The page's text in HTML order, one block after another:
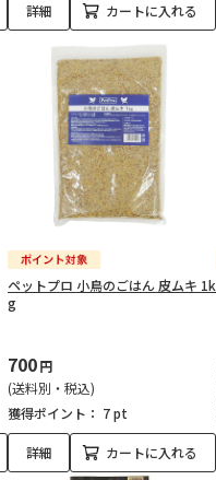
詳細 カートに入れる
ペットプロ 小鳥のごはん 皮ムキ 1k
g
700円
(送料別・税込)
獲得ポイント： 7 pt
詳細 カートに入れる